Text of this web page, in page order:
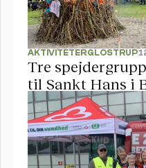
AKTIVITETERGLOSTRUP
Tre
til Sankt Hans i